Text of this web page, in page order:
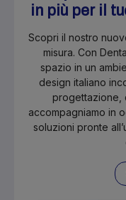
in più per il
Scopri il nostro
misura. Con
spazio in un
design italiano
progettazione,
accompagniamo in
soluzioni pronte